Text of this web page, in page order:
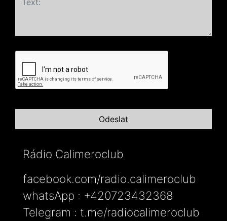
Rádio Calimeroclub
facebook.com/radio.calimeroclub
whatsApp : +420723432368
Telegram : t.me/radiocalimeroclub